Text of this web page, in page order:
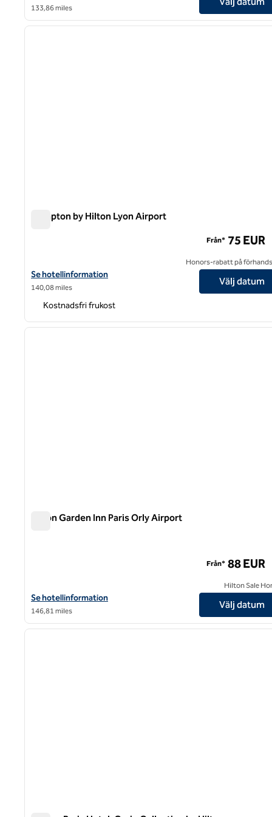
133,86 miles
1
1 av 11
Hampton by Hilton Lyon Airport
Visa hotelluppgifter för Hampton by Hilton Lyon Airport
Se hotellinformation
140,08 miles
Från* 75 EUR
Honors-rabatt på
Välj datum
Kostnadsfri frukost
1 av 12
Hilton Garden Inn Paris Orly Airport
Visa hotelluppgifter för Hilton Garden Inn Paris Orly Airport
Se hotellinformation
146,81 miles
Från* 88 EUR
Hilton Sale
Välj datum
1
1 av 11